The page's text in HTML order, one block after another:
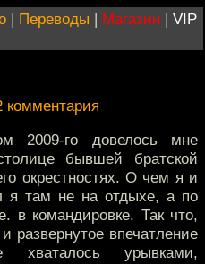
| Переводы | Магазин | VIP
комментария
2009-го довелось мне
бывшей братской
окрестностях. О чем я и
я там не на отдыхе, а по
в командировке. Так что,
развернутое впечатление
хваталось урывками,